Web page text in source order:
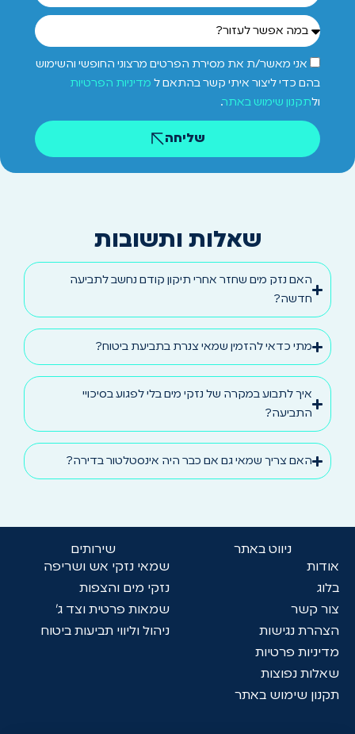
אני מאשר/ת את מסירת הפרטים מרצוני החופשי והשימוש
בהם כדי ליצור איתי קשר בהתאם ל מדיניות הפרטיות
ולתקנון שימוש באתר.
שליחה
שאלות ותשובות
האם נזק מים שחזר אחרי תיקון קודם נחשב לתביעה
חדשה?
מתי כדאי להזמין שמאי צנרת בתביעת ביטוח?
איך לתבוע במקרה של נזקי מים בלי לפגוע בסיכויי
התביעה?
האם צריך שמאי גם אם כבר היה אינסטלטור בדירה?
ניווט באתר
אודות
בלוג
צור קשר
הצהרת נגישות
מדיניות פרטיות
שאלות נפוצות
תקנון שימוש באתר
שירותים
שמאי נזקי אש ושריפה
נזקי מים והצפות
שמאות פרטית וצד ג'
ניהול וליווי תביעות ביטוח